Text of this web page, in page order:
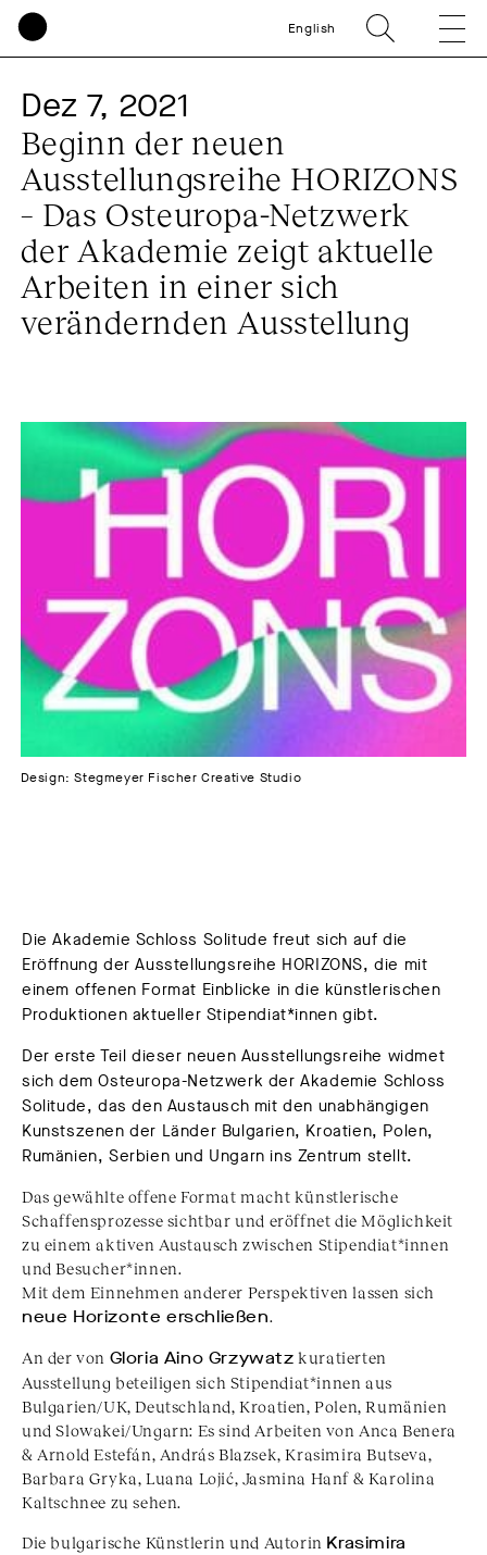
English
Dez 7, 2021
Beginn der neuen
Ausstellungsreihe HORIZONS
– Das Osteuropa-Netzwerk
der Akademie zeigt aktuelle
Arbeiten in einer sich
verändernden Ausstellung
Design: Stegmeyer Fischer Creative Studio
Die Akademie Schloss Solitude freut sich auf die
Eröffnung der Ausstellungsreihe HORIZONS, die mit
einem offenen Format Einblicke in die künstlerischen
Produktionen aktueller Stipendiat*innen gibt.
Der erste Teil dieser neuen Ausstellungsreihe widmet
sich dem Osteuropa-Netzwerk der Akademie Schloss
Solitude, das den Austausch mit den unabhängigen
Kunstszenen der Länder Bulgarien, Kroatien, Polen,
Rumänien, Serbien und Ungarn ins Zentrum stellt.
Das gewählte offene Format macht künstlerische
Schaffensprozesse sichtbar und eröffnet die Möglichkeit
zu einem aktiven Austausch zwischen Stipendiat*innen
und Besucher*innen.
Mit dem Einnehmen anderer Perspektiven lassen sich
neue Horizonte erschließen.
An der von Gloria Aino Grzywatz kuratierten
Ausstellung beteiligen sich Stipendiat*innen aus
Bulgarien/UK, Deutschland, Kroatien, Polen, Rumänien
und Slowakei/Ungarn: Es sind Arbeiten von Anca Benera
& Arnold Estefán, András Blazsek, Krasimira Butseva,
Barbara Gryka, Luana Lojić, Jasmina Hanf & Karolina
Kaltschnee zu sehen.
Die bulgarische Künstlerin und Autorin Krasimira